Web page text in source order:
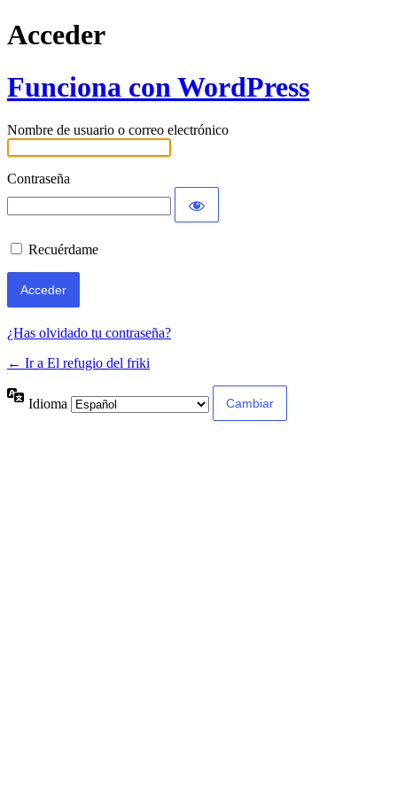
Acceder
Funciona con WordPress
Nombre de usuario o correo electrónico
Contraseña
Recuérdame
¿Has olvidado tu contraseña?
← Ir a El refugio del friki
Idioma